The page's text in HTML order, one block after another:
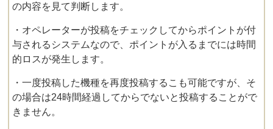
の内容を見て判断します。
・オペレーターが投稿をチェックしてからポイントが付
与されるシステムなので、ポイントが入るまでには時間
的ロスが発生します。
・一度投稿した機種を再度投稿するこも可能ですが、そ
の場合は24時間経過してからでないと投稿することがで
きません。